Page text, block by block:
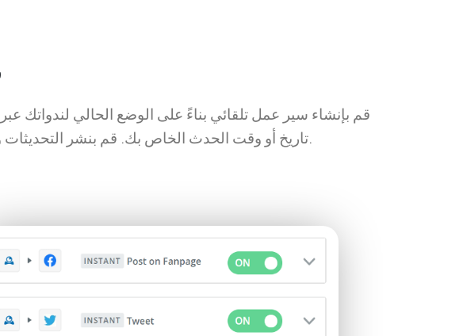
قم بإنشاء سير عمل تلقائي بناءً على الوضع الحالي لندواتك
تاريخ أو وقت الحدث الخاص بك. قم بنشر التحديثات وتغريدها ومشاركتها على منصات التواصل الاجتماعي لتعزيز مشاركة الحضور.